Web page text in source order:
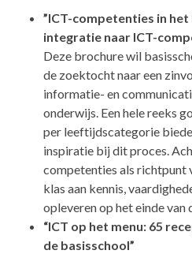
”ICT-competenties in
integratie naar ICT-
Deze brochure wil
de zoektocht naar een
informatie- en
onderwijs. Een hele reeks
per leeftijdscategorie
inspiratie bij dit proces.
competenties als
klas aan kennis,
opleveren op het einde van
“ICT op het menu: 65
de basisschool”